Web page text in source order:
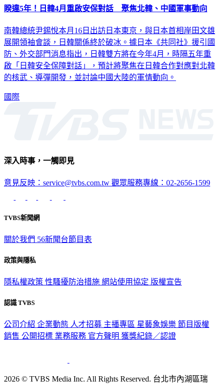
睽違5年！日韓4月重啟安保對話 聚焦北韓、中國軍事動向
南韓總統尹錫悅本月16日出訪日本東京，與日本首相岸田文雄
展開領袖會談，日韓關係終於破冰。據日本《共同社》援引國
防、外交部門消息指出，日韓雙方將在今年4月，時隔五年重
啟「日韓安全保障對話」，預計將聚焦在日韓合作對應對北韓
的核武、導彈開發，並討論中國大陸的軍情動向。
國際
深入時事，一觸即見
意見反映：service@tvbs.com.tw 觀眾服務專線：02-2656-1599
TVBS新聞網
關於我們 56新聞台節目表
政策與隱私
隱私權政策 性騷擾防治措施 網站使用協定 版權宣告
認識 TVBS
公司介紹 企業動態 人才招募 主播專區 星藝象娛樂 節目版權
銷售 公開招標 業務服務 官方聲明 獲獎紀錄／認證
2026 © TVBS Media Inc. All Rights Reserved. 台北市內湖區瑞